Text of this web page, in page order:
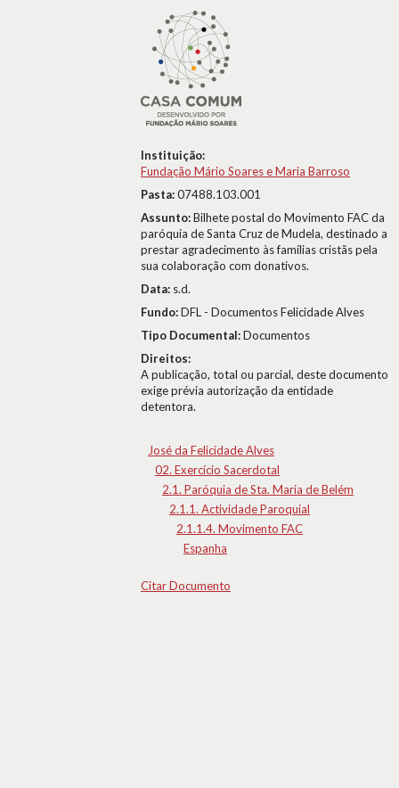
Instituição:
Fundação Mário Soares e Maria Barroso
Pasta:07488.103.001
Assunto:Bilhete postal do Movimento FAC da
paróquia de Santa Cruz de Mudela, destinado a
prestar agradecimento às famílias cristãs pela
sua colaboração com donativos.
Data: s.d.
Fundo:DFL - Documentos Felicidade Alves
Tipo Documental:Documentos
Direitos:
A publicação, total ou parcial, deste documento
exige prévia autorização da entidade
detentora.
José da Felicidade Alves
02. Exercício Sacerdotal
2.1. Paróquia de Sta. Maria de Belém
2.1.1. Actividade Paroquial
2.1.1.4. Movimento FAC
Espanha
Citar Documento